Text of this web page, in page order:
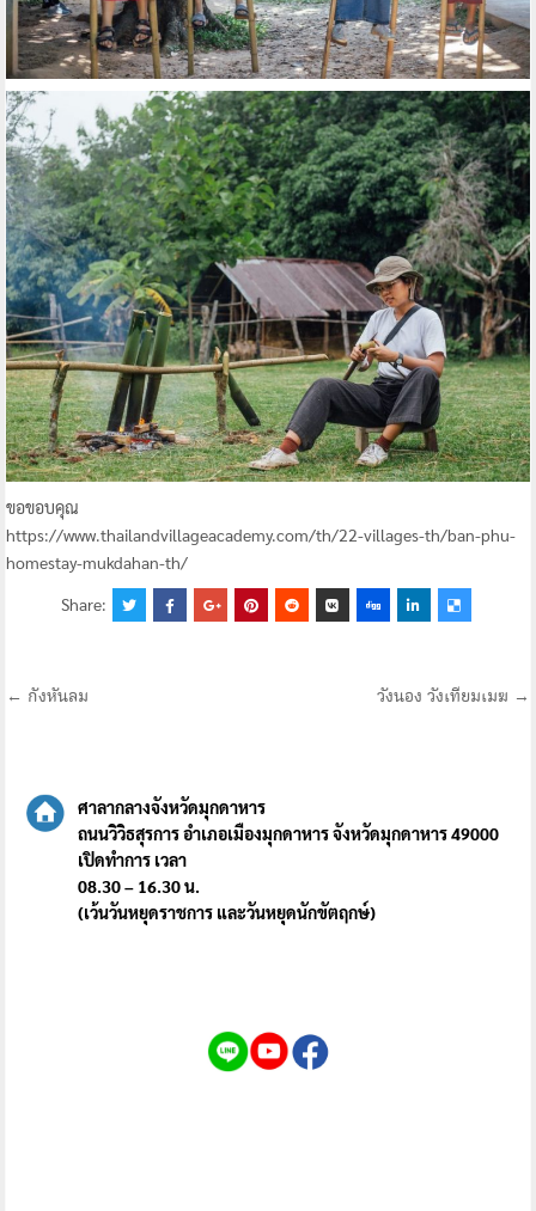
ขอขอบคุณ
https://www.thailandvillageacademy.com/th/22-villages-th/ban-phu-
homestay-mukdahan-th/
Share:
แนะแนว
← กังหันลม วังนอง วังเทียมเมฆ →
ศาลากลางจังหวัดมุกดาหาร
ถนนวิวิธสุรการ อำเภอเมืองมุกดาหาร จังหวัดมุกดาหาร 49000
เปิดทำการ เวลา
08.30 – 16.30 น.
(เว้นวันหยุดราชการ และวันหยุดนักขัตฤกษ์)